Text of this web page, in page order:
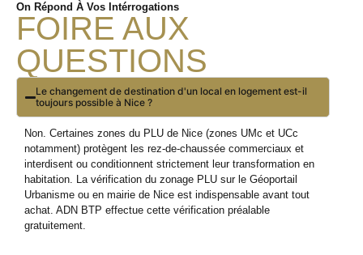
On Répond À Vos Intérrogations
FOIRE AUX
QUESTIONS
Le changement de destination d'un local en logement est-il
toujours possible à Nice ?
Non. Certaines zones du PLU de Nice (zones UMc et UCc
notamment) protègent les rez-de-chaussée commerciaux et
interdisent ou conditionnent strictement leur transformation en
habitation. La vérification du zonage PLU sur le Géoportail
Urbanisme ou en mairie de Nice est indispensable avant tout
achat. ADN BTP effectue cette vérification préalable
gratuitement.